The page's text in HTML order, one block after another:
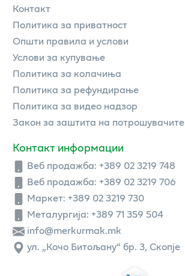
Контакт
Политика за приватност
Општи правила и услови
Услови за купување
Политика за колачиња
Политика за рефундирање
Политика за видео надзор
Закон за заштита на потрошувачите
Контакт информации
Веб продажба: +389 02 3219 748
Веб продажба: +389 02 3219 706
Маркет: +389 02 3219 730
Металургија: +389 71 359 504
info@merkurmak.mk
ул. „Кочо Битољану“ бр. 3, Скопје